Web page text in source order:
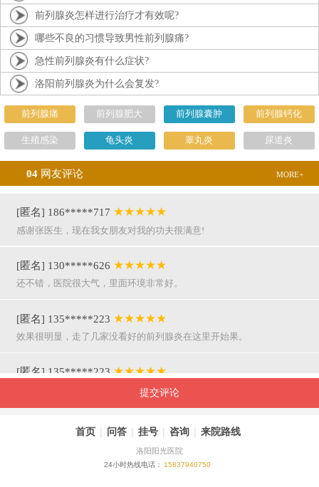
前列腺炎怎样进行治疗才有效呢?
哪些不良的习惯导致男性前列腺痛?
急性前列腺炎有什么症状?
洛阳前列腺炎为什么会复发?
前列腺痛 前列腺肥大 前列腺囊肿 前列腺钙化
生殖感染 龟头炎 睾丸炎 尿道炎
04 网友评论 MORE+
[匿名] 186*****717 ★★★★★
感谢张医生，现在我女朋友对我的功夫很满意!
[匿名] 130*****626 ★★★★★
还不错，医院很大气，里面环境非常好。
[匿名] 135*****223 ★★★★★
效果很明显，走了几家没看好的前列腺炎在这里开始果。
[匿名] 135*****223 ★★★★★
呵呵，就是屌，你们医院护士穿着挺漂亮的。
[匿名] 155*****941★★★★★
提交评论
首页 | 问答 | 挂号 | 咨询 | 来院路线
洛阳阳光医院
24小时热线电话： 15837940750